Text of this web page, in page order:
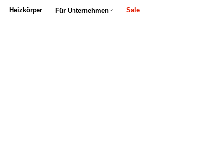
Heizkörper Für Unternehmen Sale